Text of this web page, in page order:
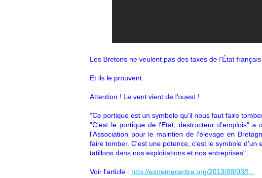
Les Bretons ne veulent pas des taxes de l'État français
Et ils le prouvent.
Attention ! Le vent vient de l'ouest !
"Ce portique est un symbole qu'il nous faut faire
"C'est le portique de l'Etat, destructeur d'emplois" a
l'Association pour le maintien de l'élevage en
faire tomber. C'est une potence, c'est le symbole d'un
tatillons dans nos exploitations et nos entreprises".
Voir l'article : http://extremecentre.org/2013/08/03/f...